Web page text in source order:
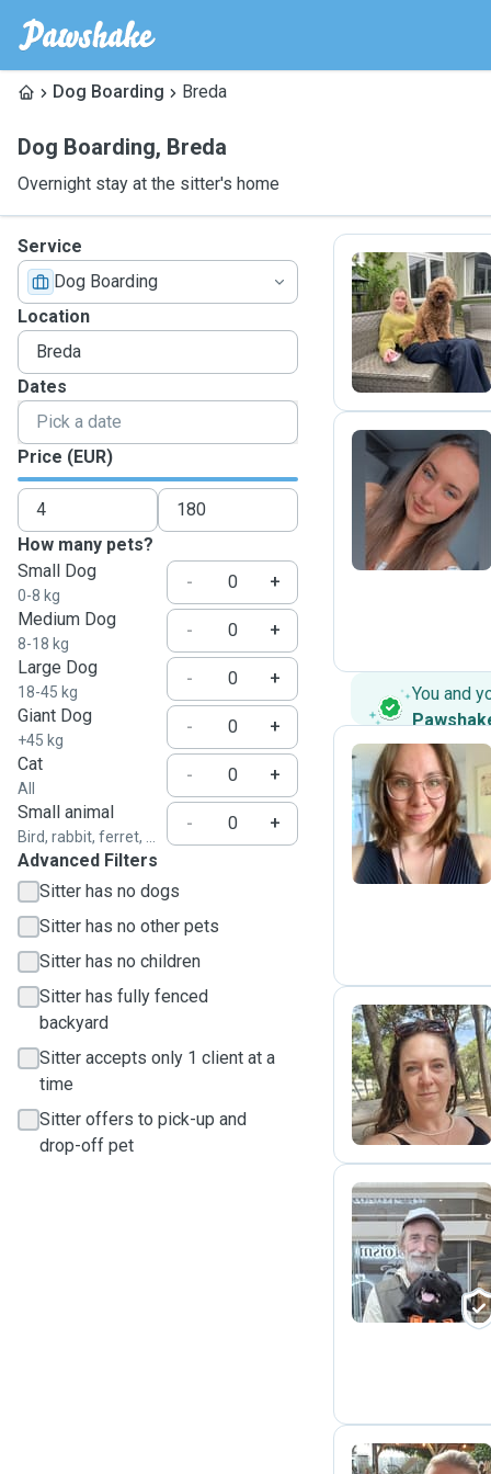
Dog Boarding Breda
Dog Boarding, Breda
Overnight stay at the sitter's home
Service
Dog Boarding
Location
Dates
Price (EUR)
How many pets?
Small Dog
0-8 kg
-
+
Medium Dog
8-18 kg
-
+
Large Dog
18-45 kg
-
+
Giant Dog
+45 kg
-
+
Cat
All
-
+
Small animal
Bird, rabbit, ferret, ...
-
+
Advanced Filters
Sitter has no dogs
Sitter has no other pets
Sitter has no children
Sitter has fully fenced
backyard
Sitter accepts only 1 client at a
time
Sitter offers to pick-up and
drop-off pet
F
M
You and
A
M
R